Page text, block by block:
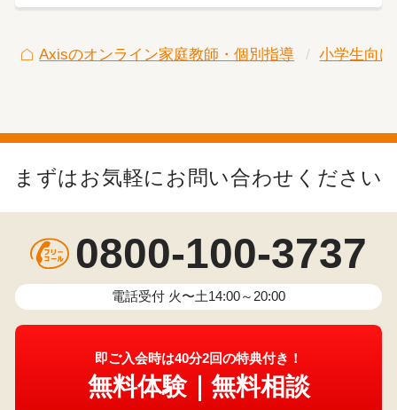
Axisのオンライン家庭教師・個別指導 小学生向け
まずはお気軽にお問い合わせください
0800-100-3737
電話受付 火〜土14:00～20:00
即ご入会時は40分2回の特典付き！
無料体験｜無料相談